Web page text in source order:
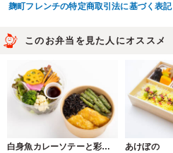
麹町フレンチの特定商取引法に基づく表記
このお弁当を見た人にオススメ
白身魚カレーソテーと彩りサラダの二段仕立て
あけぼの